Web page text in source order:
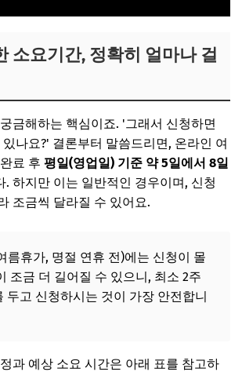
소요기간, 정확히 얼마나 걸
금해하는 핵심이죠. '그래서 신청하면
나요?' 결론부터 말씀드리면, 온라인 여
료 후 평일(영업일) 기준 약 5일에서 8일
. 하지만 이는 일반적인 경우이며, 신청
조금씩 달라질 수 있어요.
름휴가, 명절 연휴 전)에는 신청이 몰
조금 더 길어질 수 있으니, 최소 2주
두고 신청하시는 것이 가장 안전합니
과 예상 소요 시간은 아래 표를 참고하